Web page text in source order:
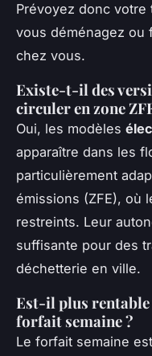
Prévoyez donc
vous déménagez ou
chez vous.
Existe-t-il des
circuler en zone
Oui, les modèles
apparaître dans les
particulièrement
émissions (ZFE), où
restreints. Leur
suffisante pour des
déchetterie en ville.
Est-il plus rentable
forfait semaine ?
Le forfait semaine